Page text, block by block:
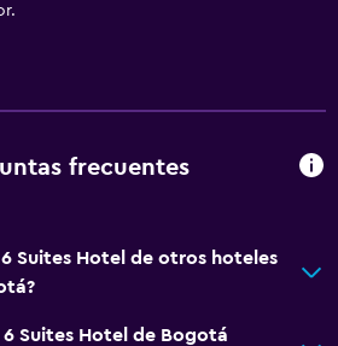
frecuentes
6 Suites Hotel de otros hoteles
Suites Hotel de Bogotá